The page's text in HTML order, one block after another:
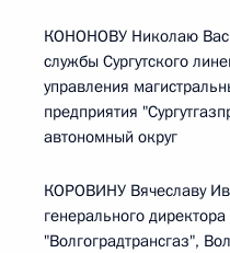
КОНОНОВУ Николаю
службы Сургутского
управления
предприятия
автономный округ
КОРОВИНУ Вячеславу
генерального
"Волгоградтрансгаз",